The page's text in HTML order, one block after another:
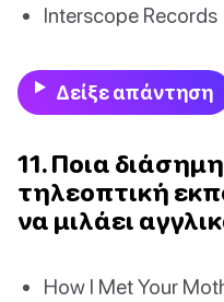
Interscope Records
Δείξε απάντηση
11. Ποια
τηλεοπτική
να μιλάει
How I Met Your